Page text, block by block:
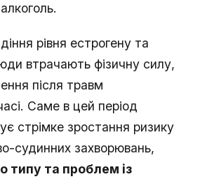
рівня естрогену та
втрачають фізичну силу,
після травм
Саме в цей період
стрімке зростання ризику
судинних захворювань,
типу та проблем із